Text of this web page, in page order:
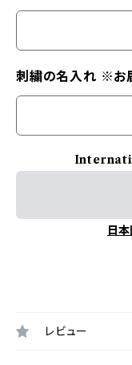
刺繍の名入れ ※お
日
レビュー